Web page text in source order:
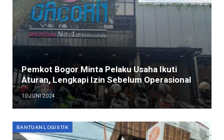
Pemkot Bogor Minta Pelaku Usaha Ikuti
Aturan, Lengkapi Izin Sebelum Operasional
10 JUNI 2024
BANTUAN LOGISTIK